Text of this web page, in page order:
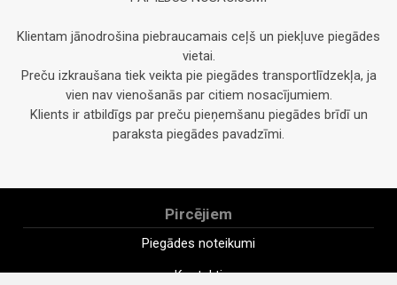
Klientam jānodrošina piebraucamais ceļš un piekļuve piegādes
vietai.
Preču izkraušana tiek veikta pie piegādes transportlīdzekļa, ja
vien nav vienošanās par citiem nosacījumiem.
Klients ir atbildīgs par preču pieņemšanu piegādes brīdī un
paraksta piegādes pavadzīmi.
Pircējiem
Piegādes noteikumi
Kontakti